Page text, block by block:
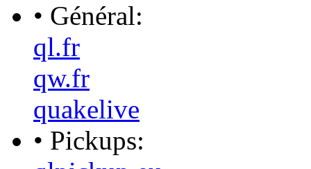
• Général:
ql.fr
qw.fr
quakelive
• Pickups: